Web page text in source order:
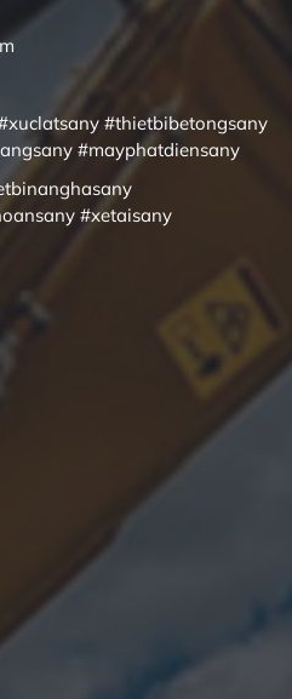
#thietbibetongsany
#mayphatdiensany
#xetaisany